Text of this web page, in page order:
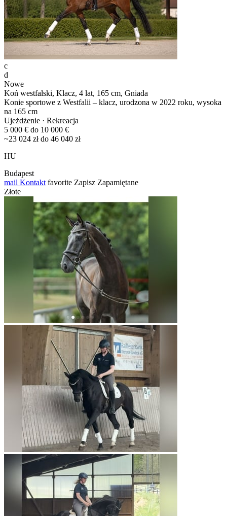
c
d
Nowe
Koń westfalski, Klacz, 4 lat, 165 cm, Gniada
Konie sportowe z Westfalii – klacz, urodzona w 2022 roku, wysoka
na 165 cm
Ujeżdżenie · Rekreacja
5 000 € do 10 000 €
~23 024 zł do 46 040 zł
HU
Budapest
mail Kontakt favorite Zapisz Zapamiętane
Złote